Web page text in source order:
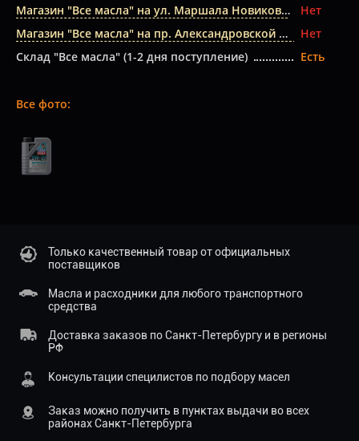
Магазин "Все масла" на ул. Маршала Новикова
Нет
Магазин "Все масла" на пр. Александровской Фермы
Нет
Склад "Все масла" (1-2 дня поступление)
Есть
Все фото:
Только качественный товар от официальных
поставщиков
Масла и расходники для любого транспортного
средства
Доставка заказов по Санкт-Петербургу и в регионы
РФ
Консультации специлистов по подбору масел
Заказ можно получить в пунктах выдачи во всех
районах Санкт-Петербурга